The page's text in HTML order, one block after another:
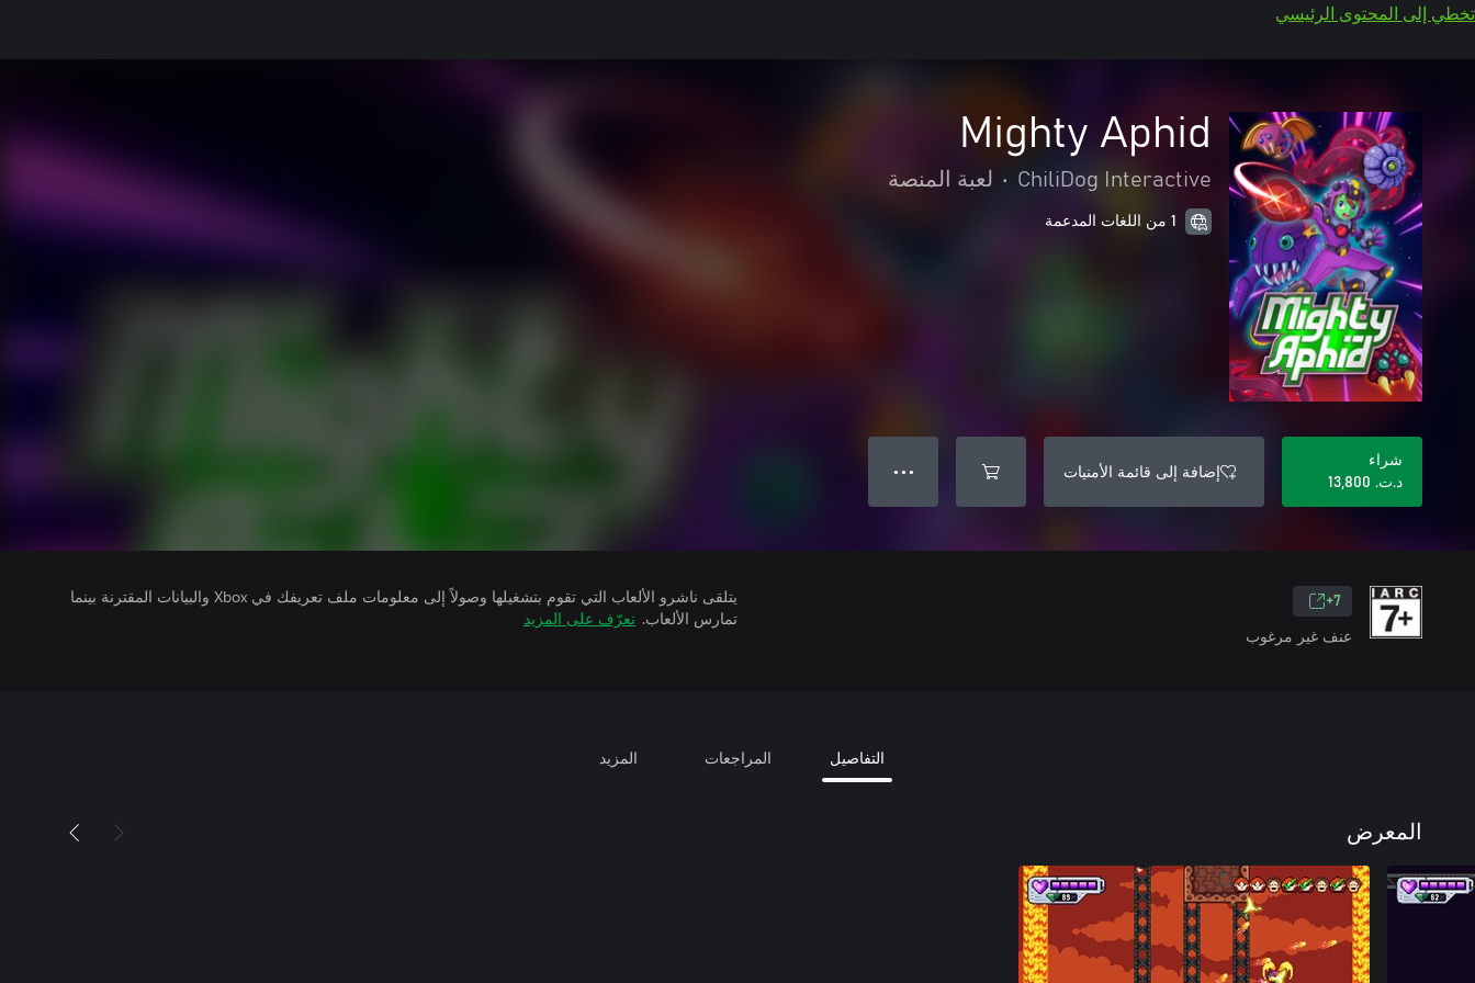
تخطي إلى المحتوى الرئيسي
Mighty Aphid
ChiliDog Interactive
• لعبة المنصة
1 من اللغات المدعمة
شراء
د.ت.‏ 13,800
إضافة إلى قائمة الأمنيات ● ● ●
7+
عنف غير مرغوب
يتلقى ناشرو الألعاب التي تقوم بتشغيلها وصولاً إلى معلومات ملف تعريفك في Xbox والبيانات المقترنة بينما
تمارس الألعاب. تعرّف على المزيد
التفاصيل المراجعات المزيد
المعرض